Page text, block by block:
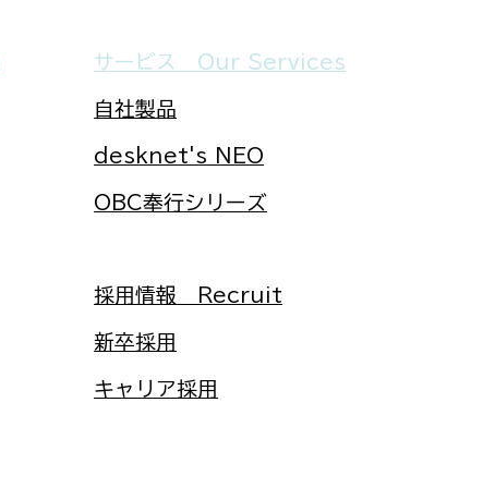
​採用情報 Recruit​
​新卒採用
​キャリア採用
サービス Our Services
自社製品
desknet's NEO
​OBC奉行シリーズ